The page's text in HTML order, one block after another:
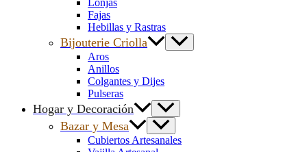
Lonjas
Fajas
Hebillas y Rastras
Bijouterie Criolla
Aros
Anillos
Colgantes y Dijes
Pulseras
Hogar y Decoración
Bazar y Mesa
Cubiertos Artesanales